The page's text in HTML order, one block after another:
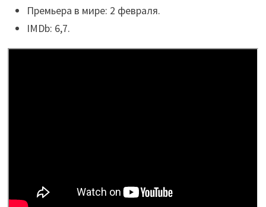
Премьера в мире: 2 февраля.
IMDb: 6,7.